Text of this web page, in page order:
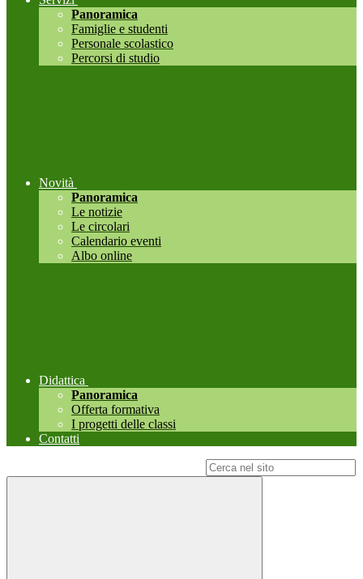
Panoramica
Famiglie e studenti
Personale scolastico
Percorsi di studio
Novità
Panoramica
Le notizie
Le circolari
Calendario eventi
Albo online
Didattica
Panoramica
Offerta formativa
I progetti delle classi
Contatti